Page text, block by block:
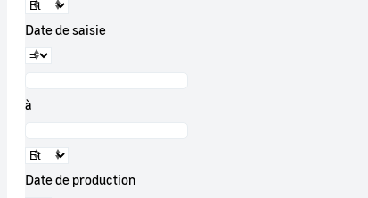
Date de saisie
à
Date de production